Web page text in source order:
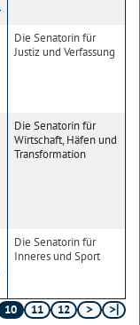
Die Senatorin für
Justiz und Verfassung
Die Senatorin für
Wirtschaft, Häfen und
Transformation
Die Senatorin für
Inneres und Sport
10 11
12